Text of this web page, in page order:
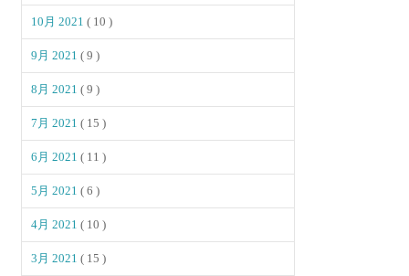
10月 2021( 10 )
9月 2021( 9 )
8月 2021( 9 )
7月 2021( 15 )
6月 2021( 11 )
5月 2021( 6 )
4月 2021( 10 )
3月 2021( 15 )